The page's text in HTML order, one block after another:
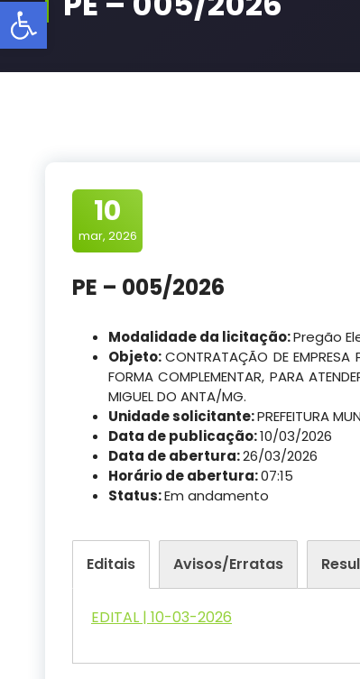
Barra de Ferramentas Aberta
10
mar, 2026
PE – 005/2026
Modalidade da licitação:Pregão
Objeto:CONTRATAÇÃO DE EMPRESA
FORMA COMPLEMENTAR, PARA
MIGUEL DO ANTA/MG.
Unidade solicitante:PREFEITURA
Data de publicação:10/03/2026
Data de abertura:26/03/2026
Horário de abertura:07:15
Status:Em andamento
Editais Avisos/Erratas
EDITAL | 10-03-2026